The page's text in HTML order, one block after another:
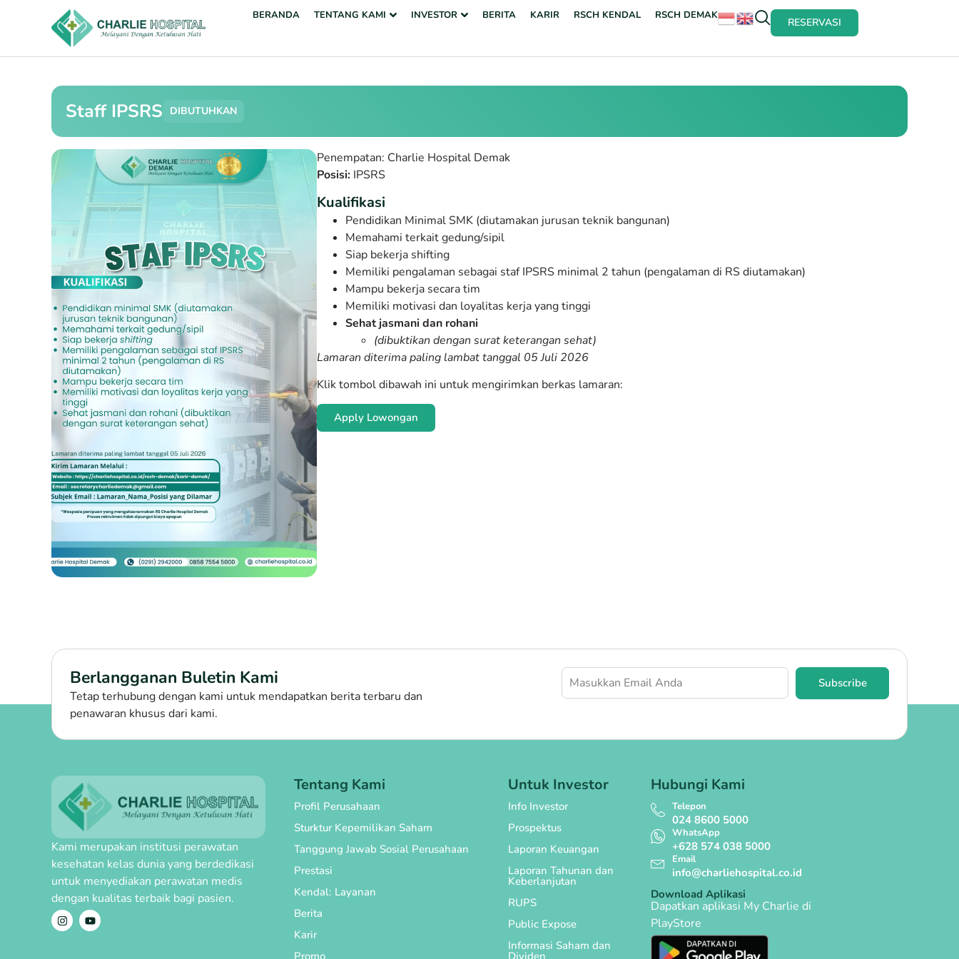
BERANDA TENTANG KAMI INVESTOR BERITA KARIR RSCH KENDAL RSCH DEMAK
RESERVASI
Staff IPSRS DIBUTUHKAN
Penempatan: Charlie Hospital Demak
Posisi: IPSRS
Kualifikasi
Pendidikan Minimal SMK (diutamakan jurusan teknik bangunan)
Memahami terkait gedung/sipil
Siap bekerja shifting
Memiliki pengalaman sebagai staf IPSRS minimal 2 tahun (pengalaman di RS diutamakan)
Mampu bekerja secara tim
Memiliki motivasi dan loyalitas kerja yang tinggi
Sehat jasmani dan rohani
(dibuktikan dengan surat keterangan sehat)
Lamaran diterima paling lambat tanggal 05 Juli 2026
Klik tombol dibawah ini untuk mengirimkan berkas lamaran:
Apply Lowongan
Berlangganan Buletin Kami
Tetap terhubung dengan kami untuk mendapatkan berita terbaru dan
penawaran khusus dari kami.
Subscribe
Kami merupakan institusi perawatan
kesehatan kelas dunia yang berdedikasi
untuk menyediakan perawatan medis
dengan kualitas terbaik bagi pasien.
Tentang Kami
Profil Perusahaan
Sturktur Kepemilikan Saham
Tanggung Jawab Sosial Perusahaan
Prestasi
Kendal: Layanan
Berita
Karir
Promo
Untuk Investor
Info Investor
Prospektus
Laporan Keuangan
Laporan Tahunan dan
Keberlanjutan
RUPS
Public Expose
Informasi Saham dan
Dividen
Hubungi Kami
Telepon
024 8600 5000
WhatsApp
+628 574 038 5000
Email
info@charliehospital.co.id
Download Aplikasi
Dapatkan aplikasi My Charlie di
PlayStore